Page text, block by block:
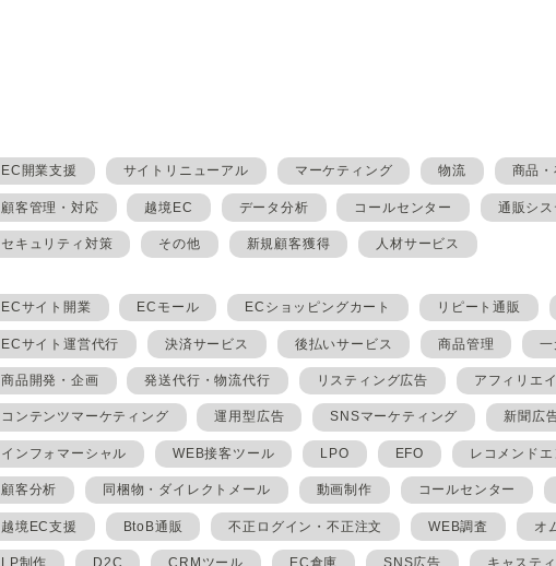
EC開業支援 サイトリニューアル マーケティング 物流 商品
顧客管理・対応 越境EC データ分析 コールセンター 通販シ
セキュリティ対策 その他 新規顧客獲得 人材サービス
ECサイト開業 ECモール ECショッピングカート リピート通販
ECサイト運営代行 決済サービス 後払いサービス 商品管理
商品開発・企画 発送代行・物流代行 リスティング広告 アフィリエ
コンテンツマーケティング 運用型広告 SNSマーケティング 新聞広
インフォマーシャル WEB接客ツール LPO EFO レコメンド
顧客分析 同梱物・ダイレクトメール 動画制作 コールセンター
越境EC支援 BtoB通販 不正ログイン・不正注文 WEB調査 オ
LP制作 D2C CRMツール EC倉庫 SNS広告 キャステ